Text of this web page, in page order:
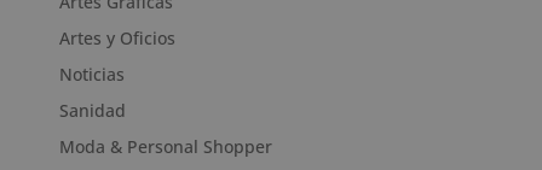
Artes y Oficios
Noticias
Sanidad
Moda & Personal Shopper